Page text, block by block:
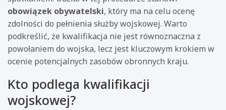
obowiązek obywatelski, który ma na celu ocenę
zdolności do pełnienia służby wojskowej. Warto
podkreślić, że kwalifikacja nie jest równoznaczna z
powołaniem do wojska, lecz jest kluczowym krokiem w
ocenie potencjalnych zasobów obronnych kraju.
Kto podlega kwalifikacji
wojskowej?